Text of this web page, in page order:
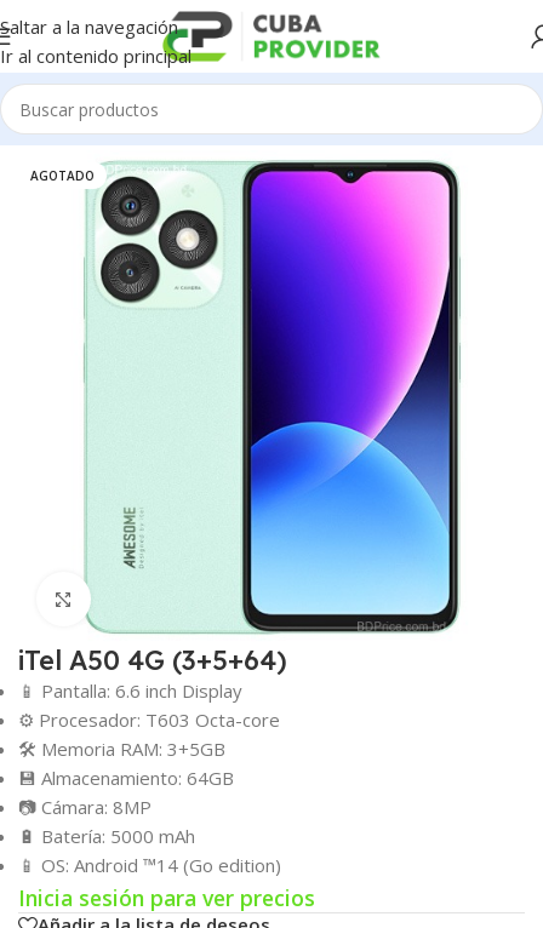
Saltar a la navegación
Ir al contenido principal
Inicio/Celulares/Itel
AGOTADO
Click para agrandar
iTel A50 4G (3+5+64)
📱 Pantalla: 6.6 inch Display
⚙️ Procesador: T603 Octa-core
🛠️ Memoria RAM: 3+5GB
💾 Almacenamiento: 64GB
📷 Cámara: 8MP
🔋 Batería: 5000 mAh
📱 OS: Android ™14 (Go edition)
Inicia sesión para ver precios